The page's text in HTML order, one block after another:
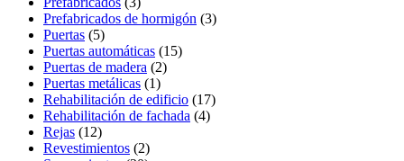
Prefabricados de hormigón (3)
Puertas (5)
Puertas automáticas (15)
Puertas de madera (2)
Puertas metálicas (1)
Rehabilitación de edificio (17)
Rehabilitación de fachada (4)
Rejas (12)
Revestimientos (2)